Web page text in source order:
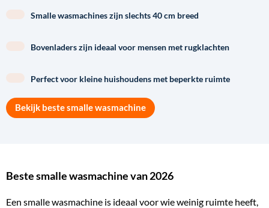
Smalle wasmachines zijn slechts 40 cm breed
Bovenladers zijn ideaal voor mensen met rugklachten
Perfect voor kleine huishoudens met beperkte ruimte
Bekijk beste smalle wasmachine
Beste smalle wasmachine van 2026
Een smalle wasmachine is ideaal voor wie weinig ruimte heeft,